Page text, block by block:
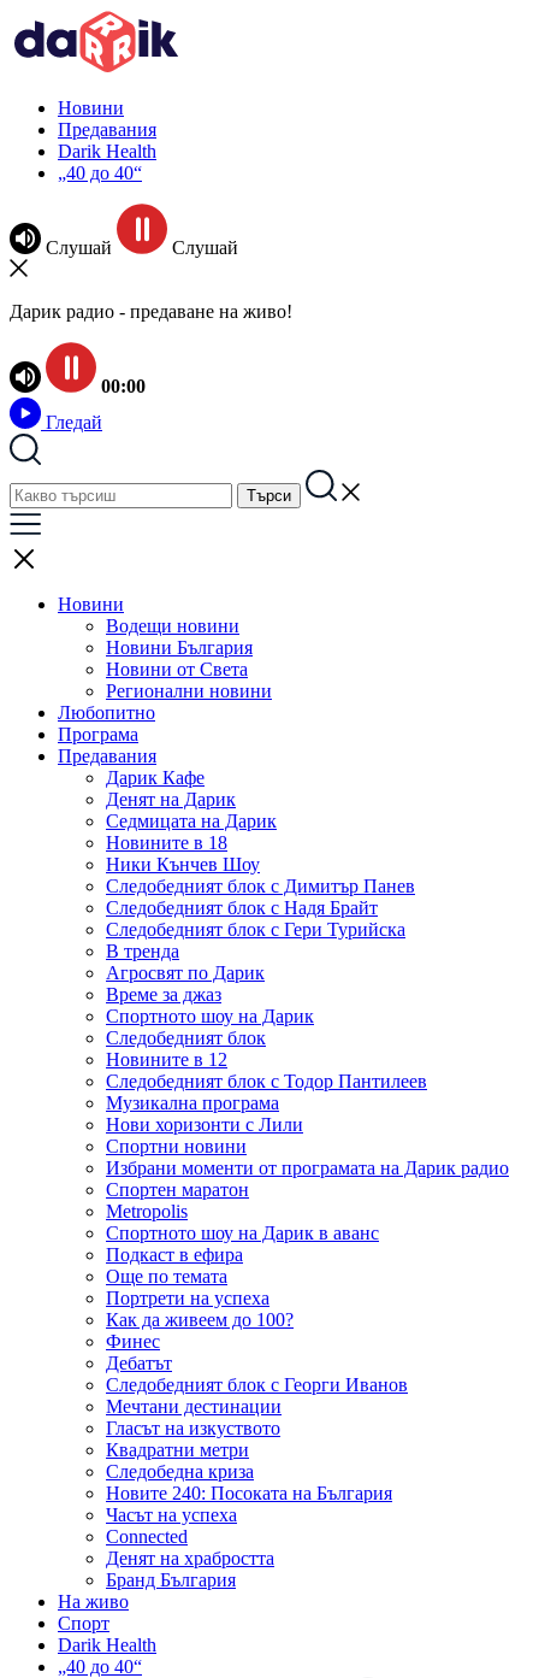
Новини
Предавания
Darik Health
„40 до 40“
Слушай Слушай
Дарик радио - предаване на живо!
00:00
Гледай
Новини
Водещи новини
Новини България
Новини от Света
Регионални новини
Любопитно
Програма
Предавания
Дарик Кафе
Денят на Дарик
Седмицата на Дарик
Новините в 18
Ники Кънчев Шоу
Следобедният блок с Димитър Панев
Следобедният блок с Надя Брайт
Следобедният блок с Гери Турийска
В тренда
Агросвят по Дарик
Време за джаз
Спортното шоу на Дарик
Следобедният блок
Новините в 12
Следобедният блок с Тодор Пантилеев
Музикална програма
Нови хоризонти с Лили
Спортни новини
Избрани моменти от програмата на Дарик радио
Спортен маратон
Metropolis
Спортното шоу на Дарик в аванс
Подкаст в ефира
Още по темата
Портрети на успеха
Как да живеем до 100?
Финес
Дебатът
Следобедният блок с Георги Иванов
Мечтани дестинации
Гласът на изкуството
Квадратни метри
Следобедна криза
Новите 240: Посоката на България
Часът на успеха
Connected
Денят на храбростта
Бранд България
На живо
Спорт
Darik Health
„40 до 40“